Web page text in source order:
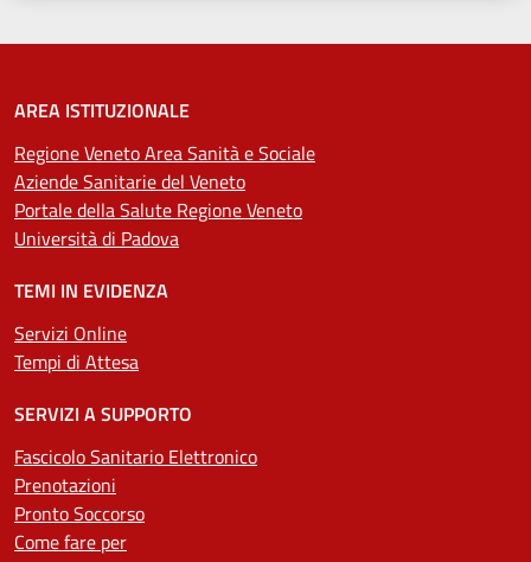
AREA ISTITUZIONALE
Regione Veneto Area Sanità e Sociale
Aziende Sanitarie del Veneto
Portale della Salute Regione Veneto
Università di Padova
TEMI IN EVIDENZA
Servizi Online
Tempi di Attesa
SERVIZI A SUPPORTO
Fascicolo Sanitario Elettronico
Prenotazioni
Pronto Soccorso
Come fare per